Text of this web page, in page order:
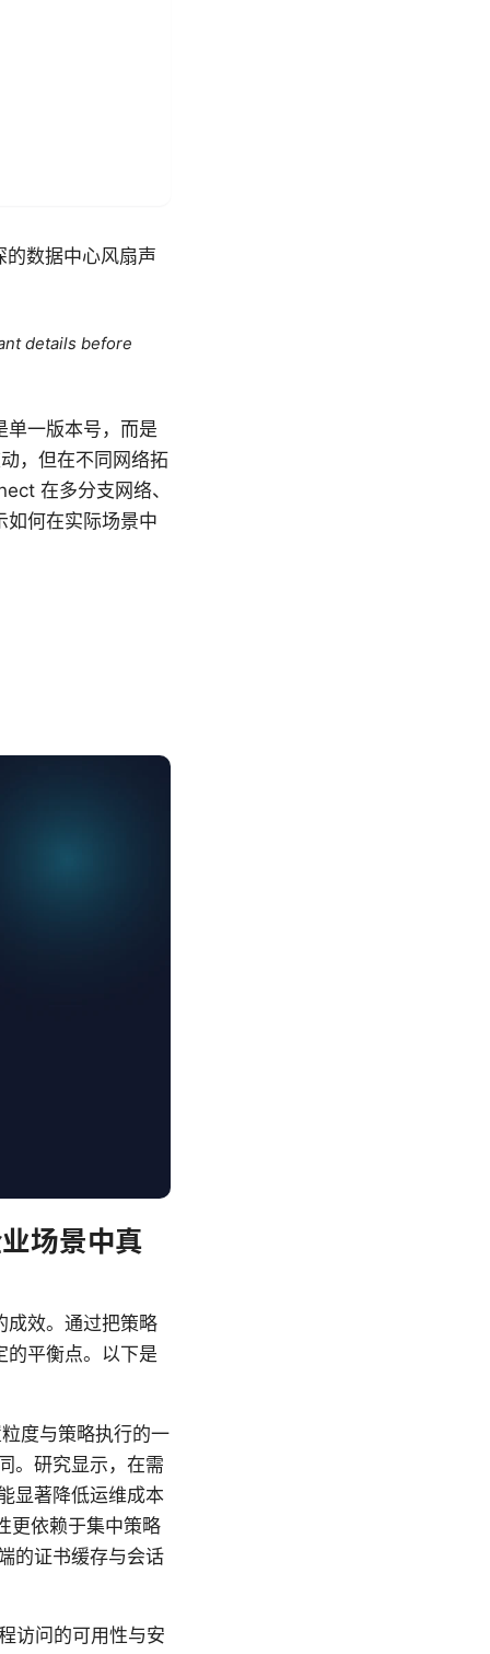
数据中心风扇声
details before
单一版本号，而是
，但在不同网络拓
在多分支网络、
如何在实际场景中
场景中真
成效。通过把策略
的平衡点。以下是
度与策略执行的一
。研究显示，在需
显著降低运维成本
更依赖于集中策略
的证书缓存与会话
访问的可用性与安